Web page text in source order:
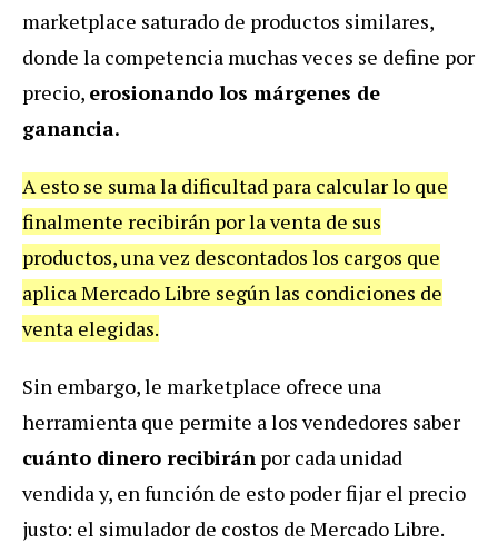
marketplace saturado de productos similares,
donde la competencia muchas veces se define por
precio, erosionando los márgenes de
ganancia.
A esto se suma la dificultad para calcular lo que
finalmente recibirán por la venta de sus
productos, una vez descontados los cargos que
aplica Mercado Libre según las condiciones de
venta elegidas.
Sin embargo, le marketplace ofrece una
herramienta que permite a los vendedores saber
cuánto dinero recibirán por cada unidad
vendida y, en función de esto poder fijar el precio
justo: el simulador de costos de Mercado Libre.